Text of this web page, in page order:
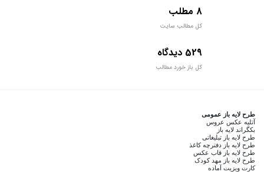
8 مطلب
کل مطالب سایت
529 دیدگاه
کل باز خورد مطالب
طرح لایه باز عمومی
آتلیه عکس عروس
بکگراند لایه باز
طرح لایه باز تبلیغاتی
طرح لایه باز دفترچه کاغذ
طرح لایه باز قاب عکس
طرح لایه باز مهد کودک
کارت ویزیت آماده